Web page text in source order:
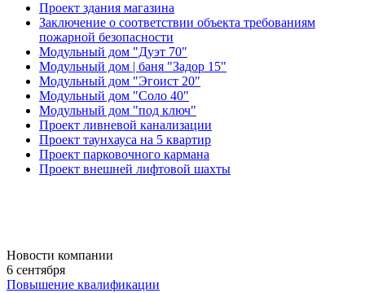
Проект здания магазина
Заключение о соответствии объекта требованиям
пожарной безопасности
Модульный дом "Дуэт 70"
Модульный дом | баня "Задор 15"
Модульный дом "Эгоист 20"
Модульный дом "Соло 40"
Модульный дом "под ключ"
Проект ливневой канализации
Проект таунхауса на 5 квартир
Проект парковочного кармана
Проект внешней лифтовой шахты
Новости компании
6 сентября
Повышение квалификации